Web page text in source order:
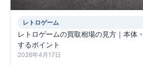
レトロゲーム
レトロゲームの買取相場の見方｜本体
するポイント
2026年4月17日